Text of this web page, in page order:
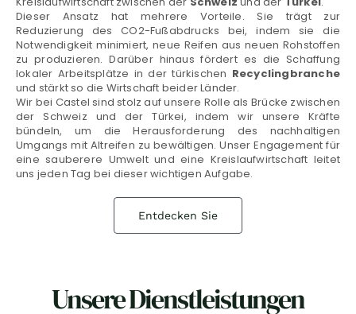
Dieser Ansatz hat mehrere Vorteile. Sie trägt zur
Reduzierung des CO2-Fußabdrucks bei, indem sie die
Notwendigkeit minimiert, neue Reifen aus neuen Rohstoffen
zu produzieren. Darüber hinaus fördert es die Schaffung
lokaler Arbeitsplätze in der türkischen Recyclingbranche
und stärkt so die Wirtschaft beider Länder.
Wir bei Castel sind stolz auf unsere Rolle als Brücke zwischen
der Schweiz und der Türkei, indem wir unsere Kräfte
bündeln, um die Herausforderung des nachhaltigen
Umgangs mit Altreifen zu bewältigen. Unser Engagement für
eine sauberere Umwelt und eine Kreislaufwirtschaft leitet
uns jeden Tag bei dieser wichtigen Aufgabe.
Entdecken Sie
Unsere Dienstleistungen